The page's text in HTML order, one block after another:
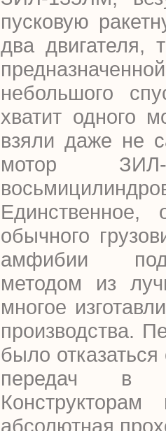
пусковую
два двигателя,
небольшого
хватит одного
взяли даже не
мотор
обычного
амфибии
методом из
многое
производства.
было отказаться
передач в
абсолютная